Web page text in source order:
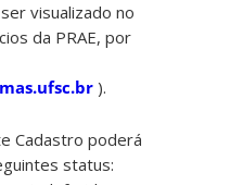
visualizado no
da PRAE, por
).
Cadastro poderá
status: